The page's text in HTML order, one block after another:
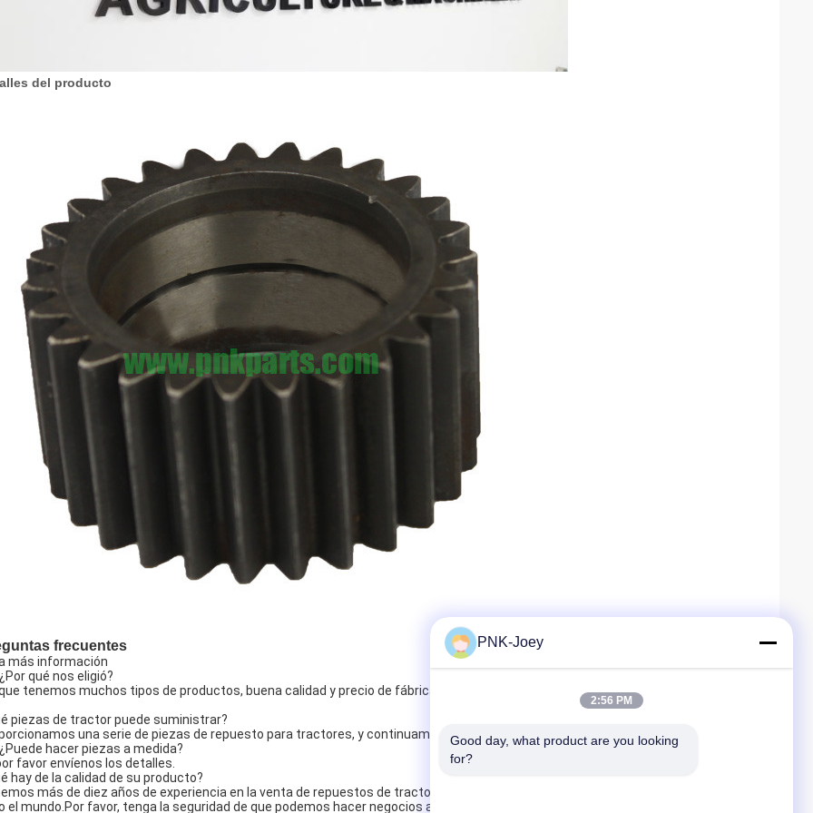
del producto
frecuentes
más información
qué nos eligió?
tenemos muchos tipos de productos, buena calidad y precio de fábrica.
piezas de tractor puede suministrar?
una serie de piezas de repuesto para tractores, y continuamos actualizando los productos.
hacer piezas a medida?
favor envíenos los detalles.
hay de la calidad de su producto?
más de diez años de experiencia en la venta de repuestos de tractores, y hemos servido a clientes en más de 20 países de
el mundo.Por favor, tenga la seguridad de que podemos hacer negocios a largo plazo..
PNK-Joey
2:56 PM
Good day, what product are you looking
for?